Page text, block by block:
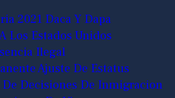
2021 Daca Y Dapa
Los Estados Unidos
Ilegal
Ajuste De Estatus
De Decisiones De Inmigracion